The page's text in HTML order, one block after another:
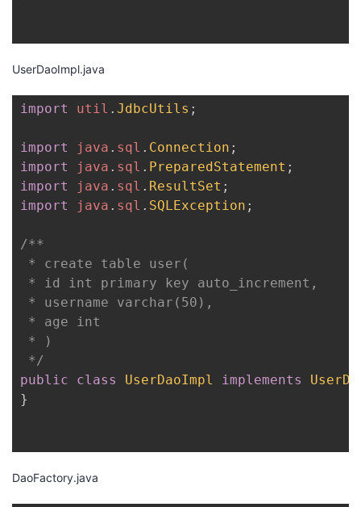
UserDaoImpl.java
import util . JdbcUtils ;
import java . sql . Connection ;
import
java . sql . PreparedStatement ;
import
java . sql . ResultSet ;
import
java . sql . SQLException ;
/**
* create table user(
* id int primary key auto_increment,
* username varchar(50),
* age int
* )
*/
public
class UserDaoImpl implements
}
DaoFactory.java